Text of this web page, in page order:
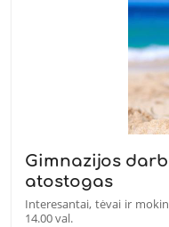
Gimnazijos
atostogas
Interesantai, tėvai ir
14.00 val.